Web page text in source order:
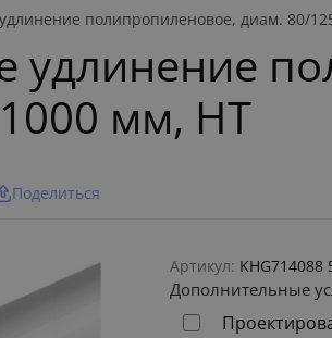
полипропиленовое, диам. 80/
удлинение
мм, HT
Поделиться
Артикул: KHG714088
Дополнительные